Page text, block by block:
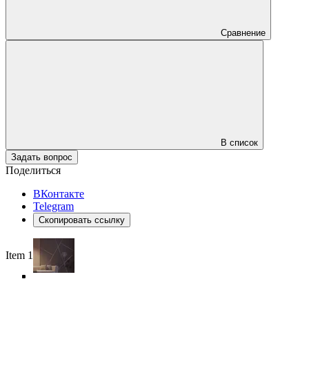
Сравнение
В список
Задать вопрос
Поделиться
ВКонтакте
Telegram
Скопировать ссылку
Item 1 of 5